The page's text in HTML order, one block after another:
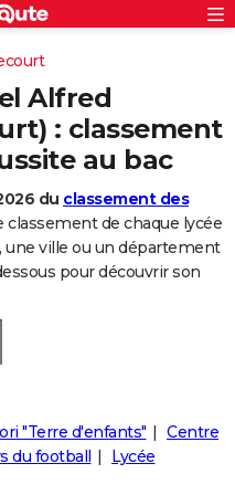
Alfred
: classement
au bac
du classement des
classement de chaque lycée
ville ou un département
pour découvrir son
"Terre d'enfants"
Centre
du football
Lycée